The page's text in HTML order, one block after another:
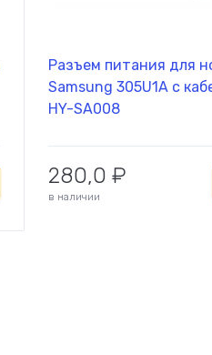
Разъем питания для
Samsung 305U1A с
HY-SA008
280,0 ₽
в наличии